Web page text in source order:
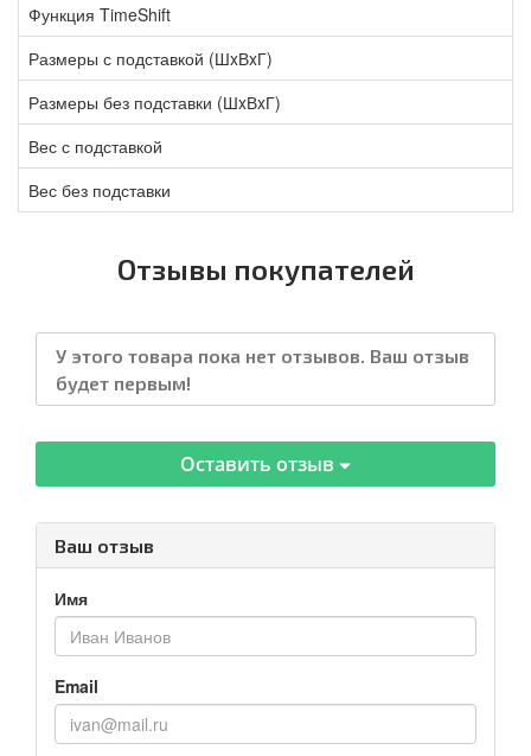
Функция TimeShift
Размеры с подставкой (ШxВxГ)
Размеры без подставки (ШxВxГ)
Вес с подставкой
Вес без подставки
Отзывы покупателей
У этого товара пока нет отзывов. Ваш отзыв
будет первым!
Оставить отзыв
Ваш отзыв
Имя
Email